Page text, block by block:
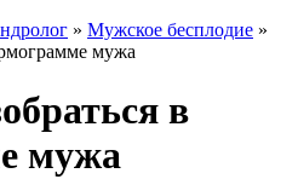
» Мужское бесплодие »
мужа
в
мужа